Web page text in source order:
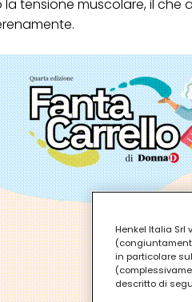
tensione muscolare, il
Henkel Italia Srl
in particolare
descritto di